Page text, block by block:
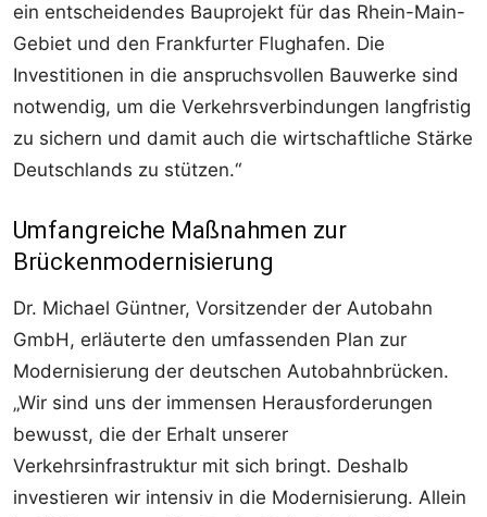
ein entscheidendes Bauprojekt für das Rhein-Main-
Gebiet und den Frankfurter Flughafen. Die
Investitionen in die anspruchsvollen Bauwerke sind
notwendig, um die Verkehrsverbindungen langfristig
zu sichern und damit auch die wirtschaftliche Stärke
Deutschlands zu stützen.“
Umfangreiche Maßnahmen zur
Brückenmodernisierung
Dr. Michael Güntner, Vorsitzender der Autobahn
GmbH, erläuterte den umfassenden Plan zur
Modernisierung der deutschen Autobahnbrücken.
„Wir sind uns der immensen Herausforderungen
bewusst, die der Erhalt unserer
Verkehrsinfrastruktur mit sich bringt. Deshalb
investieren wir intensiv in die Modernisierung. Allein